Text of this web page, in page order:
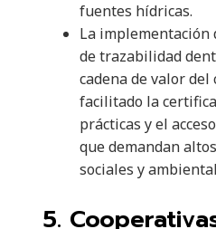
fuentes hídricas.
La implementación
de trazabilidad
cadena de valor del
facilitado la
prácticas y el
que demandan
sociales y
5.